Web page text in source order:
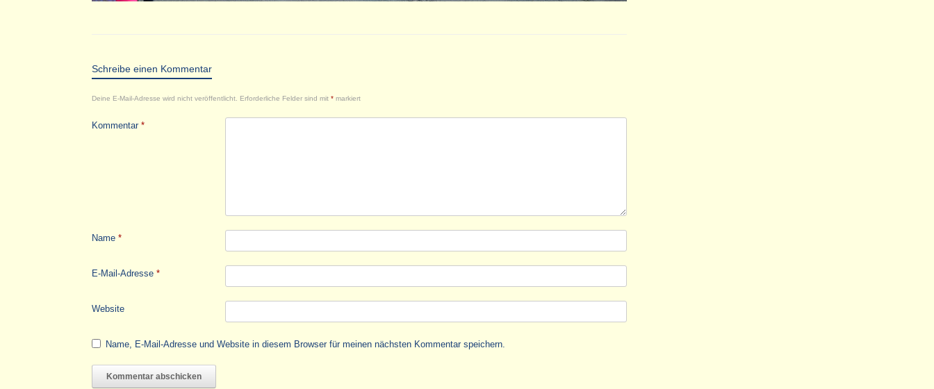
Schreibe einen Kommentar
Deine E-Mail-Adresse wird nicht veröffentlicht. Erforderliche Felder sind mit * markiert
Kommentar *
Name *
E-Mail-Adresse *
Website
Name, E-Mail-Adresse und Website in diesem Browser für meinen nächsten Kommentar speichern.